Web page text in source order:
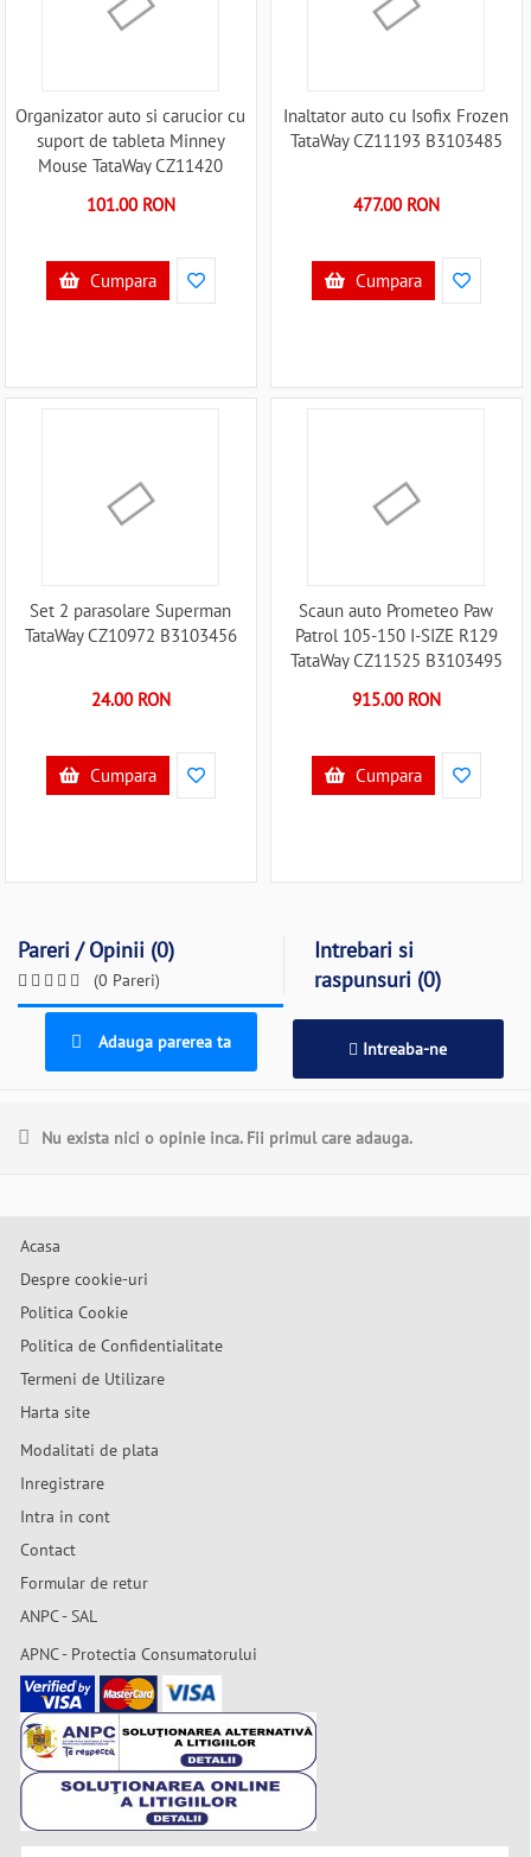
Organizator auto si carucior cu
suport de tableta Minney
Mouse TataWay CZ11420
101.00 RON
Cumpara
Inaltator auto cu Isofix Frozen
TataWay CZ11193 B3103485
477.00 RON
Cumpara
Set 2 parasolare Superman
TataWay CZ10972 B3103456
24.00 RON
Cumpara
Scaun auto Prometeo Paw
Patrol 105-150 I-SIZE R129
TataWay CZ11525 B3103495
915.00 RON
Cumpara
Pareri / Opinii (0)
(0 Pareri)
Intrebari si
raspunsuri (0)
Adauga parerea ta Intreaba-ne
Nu exista nici o opinie inca. Fii primul care adauga.
Acasa
Despre cookie-uri
Politica Cookie
Politica de Confidentialitate
Termeni de Utilizare
Harta site
Modalitati de plata
Inregistrare
Intra in cont
Contact
Formular de retur
ANPC - SAL
APNC - Protectia Consumatorului